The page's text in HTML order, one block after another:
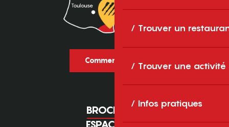
Trouver un
Trouver une activité
Infos pratiques
Comment venir ?
BROCHURES
ESPACE PRO